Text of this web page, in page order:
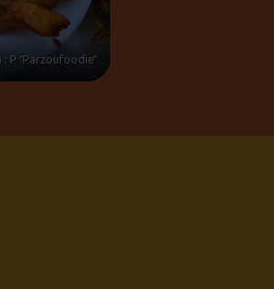
P “Parzoufoodie”